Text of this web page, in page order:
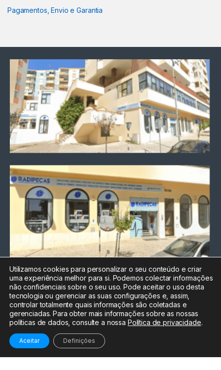
Pagamentos, Envio e Garantia
Chamada para a rede fixa
nacional
Electrónica:212
588 047
Informática:212
588 044
Utilizamos cookies para personalizar o seu conteúdo e criar
uma experiência melhor para si. Podemos colectar informações
não confidenciais sobre o seu uso. Pode aceitar o uso desta
tecnologia ou gerenciar as suas configurações e, assim,
controlar totalmente quais informações são coletadas e
gerenciadas. Para obter mais informações sobre as nossas
políticas de dados, consulte a nossa Política de privacidade.
Aceitar Definições